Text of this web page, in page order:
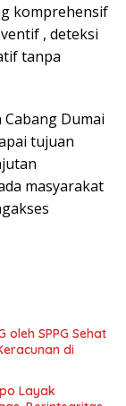
komprehensif
, deteksi
tanpa
Cabang Dumai
tujuan
masyarakat
oleh SPPG Sehat
di
Layak